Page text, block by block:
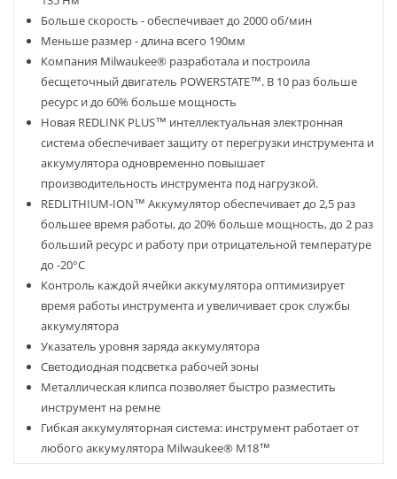
Больше скорость - обеспечивает до 2000 об/мин
Меньше размер - длина всего 190мм
Компания Milwaukee® разработала и построила
бесщеточный двигатель POWERSTATE™. В 10 раз больше
ресурс и до 60% больше мощность
Новая REDLINK PLUS™ интеллектуальная электронная
система обеспечивает защиту от перегрузки инструмента и
аккумулятора одновременно повышает
производительность инструмента под нагрузкой.
REDLITHIUM-ION™ Аккумулятор обеспечивает до 2,5 раз
большее время работы, до 20% больше мощность, до 2 раз
больший ресурс и работу при отрицательной температуре
до -20°С
Контроль каждой ячейки аккумулятора оптимизирует
время работы инструмента и увеличивает срок службы
аккумулятора
Указатель уровня заряда аккумулятора
Светодиодная подсветка рабочей зоны
Металлическая клипса позволяет быстро разместить
инструмент на ремне
Гибкая аккумуляторная система: инструмент работает от
любого аккумулятора Milwaukee® M18™